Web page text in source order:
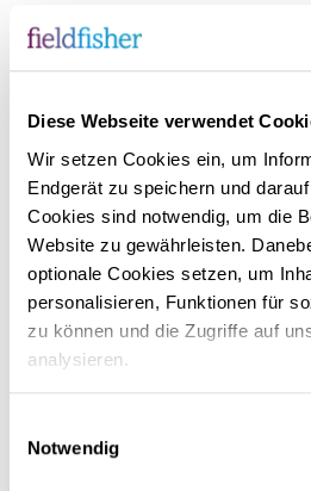
Diese Webseite verwendet
Wir setzen Cookies ein, um
Endgerät zu speichern und
Cookies sind notwendig, um die
Website zu gewährleisten.
optionale Cookies setzen, um
personalisieren, Funktionen für
zu können und die Zugriffe auf
analysieren.
Notwendig
Grenzen. Vor allem gegenüber
Gegenseite müssen wir hin und
haben wir bisher ausschließlich
erhalten. Erst kürzlich haben wir
Verfahrens die Rückmeldung
Zusammenarbeit mit uns und
potentielle Mandantin vor allem
Jobsharing-Modells für sie so
deshalb einen Kanzleiwechsel
Innovation lohnt sich!
euch in dieser Hinsicht für die